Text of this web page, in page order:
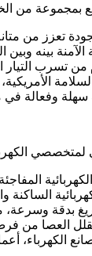
بمجموعة من
تعزز من
التيار
الأمريكية،
وفعالة في
بدقة وسرعة،
العصا من
أعمال